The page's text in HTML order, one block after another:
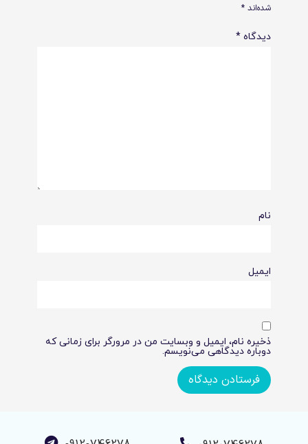
شده‌اند *
دیدگاه *
نام
ایمیل
ذخیره نام، ایمیل و وبسایت من در مرورگر برای زمانی که
دوباره دیدگاهی می‌نویسم.